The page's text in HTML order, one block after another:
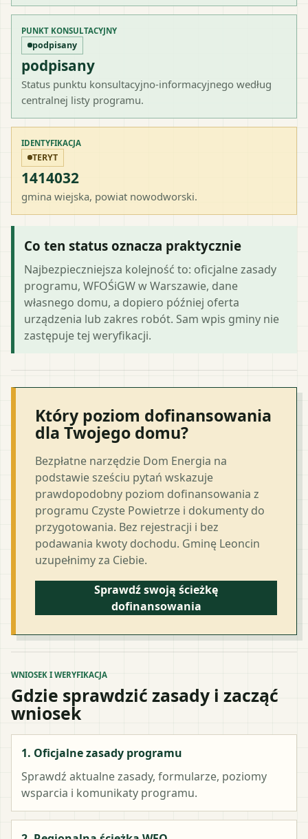
PUNKT KONSULTACYJNY
podpisany
podpisany
Status punktu konsultacyjno-informacyjnego według
centralnej listy programu.
IDENTYFIKACJA
TERYT
1414032
gmina wiejska, powiat nowodworski.
Co ten status oznacza praktycznie
Najbezpieczniejsza kolejność to: oficjalne zasady
programu, WFOŚiGW w Warszawie, dane
własnego domu, a dopiero później oferta
urządzenia lub zakres robót. Sam wpis gminy nie
zastępuje tej weryfikacji.
Który poziom dofinansowania
dla Twojego domu?
Bezpłatne narzędzie Dom Energia na
podstawie sześciu pytań wskazuje
prawdopodobny poziom dofinansowania z
programu Czyste Powietrze i dokumenty do
przygotowania. Bez rejestracji i bez
podawania kwoty dochodu. Gminę Leoncin
uzupełnimy za Ciebie.
Sprawdź swoją ścieżkę
dofinansowania
WNIOSEK I WERYFIKACJA
Gdzie sprawdzić zasady i zacząć
wniosek
1. Oficjalne zasady programu
Sprawdź aktualne zasady, formularze, poziomy
wsparcia i komunikaty programu.